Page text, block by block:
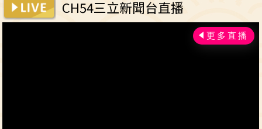
CH54三立新聞台直播